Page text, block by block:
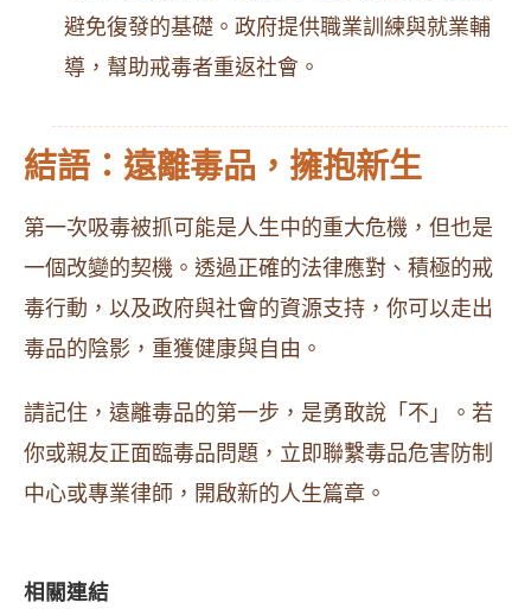
避免復發的基礎。政府提供職業訓練與就業輔
導，幫助戒毒者重返社會。
結語：遠離毒品，擁抱新生
第一次吸毒被抓可能是人生中的重大危機，但也是
一個改變的契機。透過正確的法律應對、積極的戒
毒行動，以及政府與社會的資源支持，你可以走出
毒品的陰影，重獲健康與自由。
請記住，遠離毒品的第一步，是勇敢說「不」。若
你或親友正面臨毒品問題，立即聯繫毒品危害防制
中心或專業律師，開啟新的人生篇章。
相關連結